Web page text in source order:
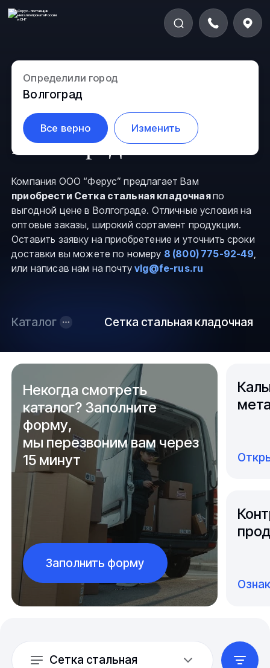
Определили город
Волгоград
Все верно Изменить
Сетка стальная
кладочная в
Волгограде
Компания ООО “Ферус” предлагает Вам
приобрести Сетка стальная кладочнаяпо
выгодной цене в Волгограде. Отличные условия на
оптовые заказы, широкий сортамент продукции.
Оставить заявку на приобретение и уточнить сроки
доставки вы можете по номеру 8 (800) 775-92-49,
или написав нам на почтуvlg@fe-rus.ru
Каталог Сетка стальная кладочная
Некогда смотреть
каталог? Заполните
форму,
мы перезвоним вам через
15 минут
Заполнить форму
Сетка стальная